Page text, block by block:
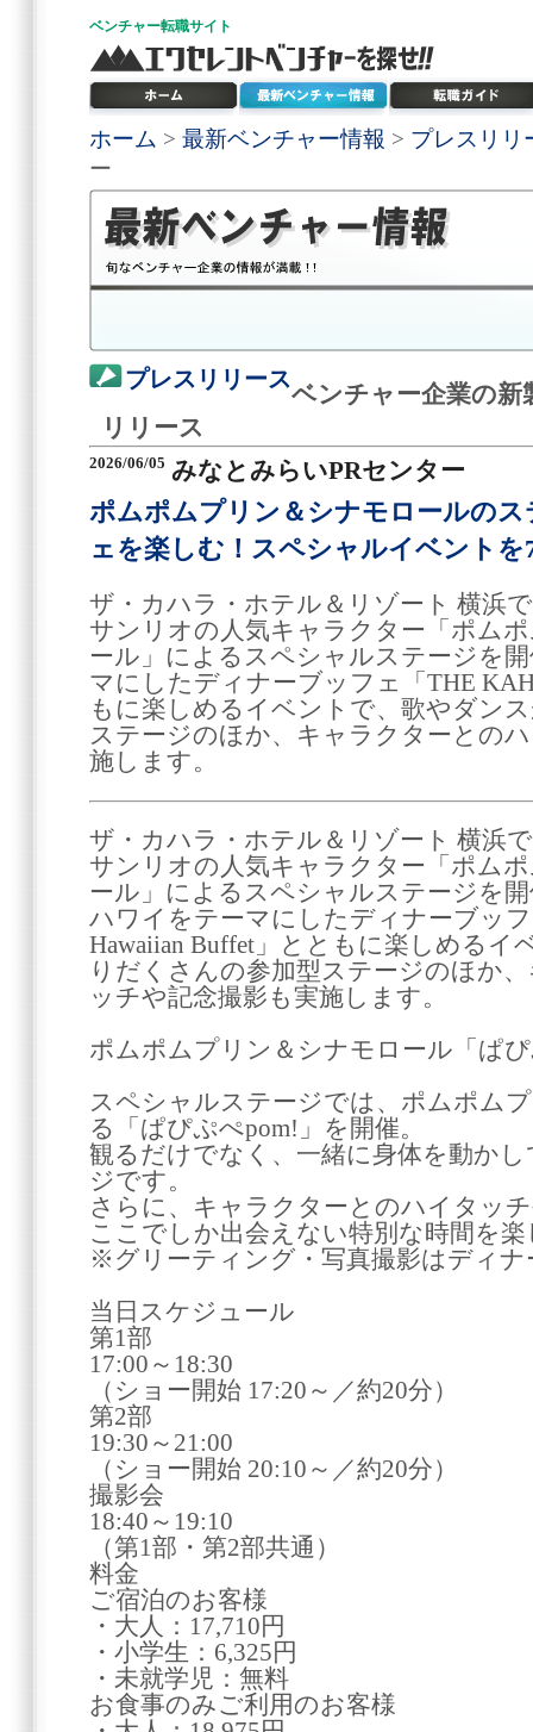
ベンチャー転職サイト
ホーム > 最新ベンチャー情報 > プレスリリ
ー
プレスリリース
ベンチャー企業の新
リリース
2026/06/05 みなとみらいPRセンター
ポムポムプリン＆シナモロールの
ェを楽しむ！スペシャルイベントを
ザ・カハラ・ホテル＆リゾート 横浜
サンリオの人気キャラクター「ポム
ール」によるスペシャルステージを
マにしたディナーブッフェ「THE
もに楽しめるイベントで、歌やダン
ステージのほか、キャラクターとの
施します。
ザ・カハラ・ホテル＆リゾート 横浜
サンリオの人気キャラクター「ポム
ール」によるスペシャルステージを
ハワイをテーマにしたディナーブッ
Hawaiian Buffet」とともに楽しめるイ
りだくさんの参加型ステージのほか
ッチや記念撮影も実施します。
ポムポムプリン＆シナモロール「ぱ
スペシャルステージでは、ポムポム
る「ぱぴぷぺpom!」を開催。
観るだけでなく、一緒に身体を動か
ジです。
さらに、キャラクターとのハイタッ
ここでしか出会えない特別な時間を
※グリーティング・写真撮影はディ
当日スケジュール
第1部
17:00～18:30
（ショー開始 17:20～／約20分）
第2部
19:30～21:00
（ショー開始 20:10～／約20分）
撮影会
18:40～19:10
（第1部・第2部共通）
料金
ご宿泊のお客様
・大人：17,710円
・小学生：6,325円
・未就学児：無料
お食事のみご利用のお客様